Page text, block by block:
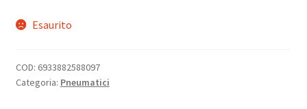
Esaurito
COD: 6933882588097
Categoria: Pneumatici